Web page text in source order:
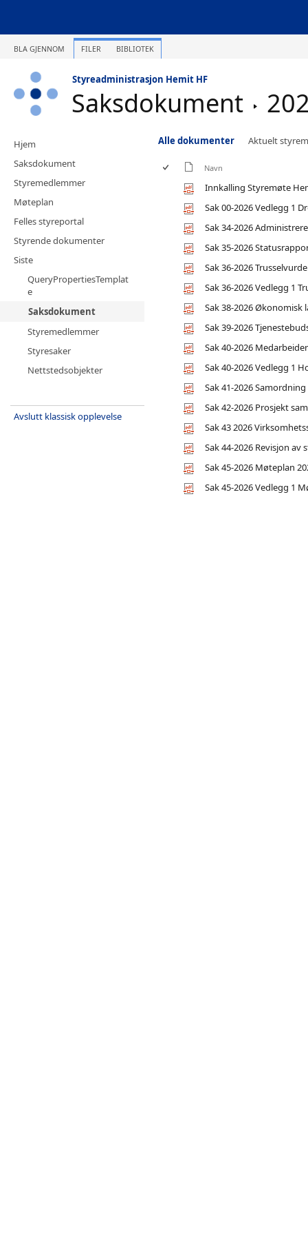
BLA GJENNOM FILER BIBLIOTEK
Styreadministrasjon Hemit HF
Saksdokument
Hjem
Saksdokument
Styremedlemmer
Møteplan
Felles styreportal
Styrende dokumenter
Siste
QueryPropertiesTemplat
e
Saksdokument
Styremedlemmer
Styresaker
Nettstedsobjekter
Avslutt klassisk opplevelse
Alle dokumenter Aktuelt
Navn
Innkalling Styremøte
Sak 00-2026 Vedlegg 1
Sak 34-2026
Sak 35-2026
Sak 36-2026
Sak 36-2026 Vedlegg 1
Sak 38-2026 Økonomisk
Sak 39-2026
Sak 40-2026
Sak 40-2026 Vedlegg 1
Sak 41-2026
Sak 42-2026 Prosjekt
Sak 43 2026
Sak 44-2026 Revisjon av
Sak 45-2026 Møteplan
Sak 45-2026 Vedlegg 1